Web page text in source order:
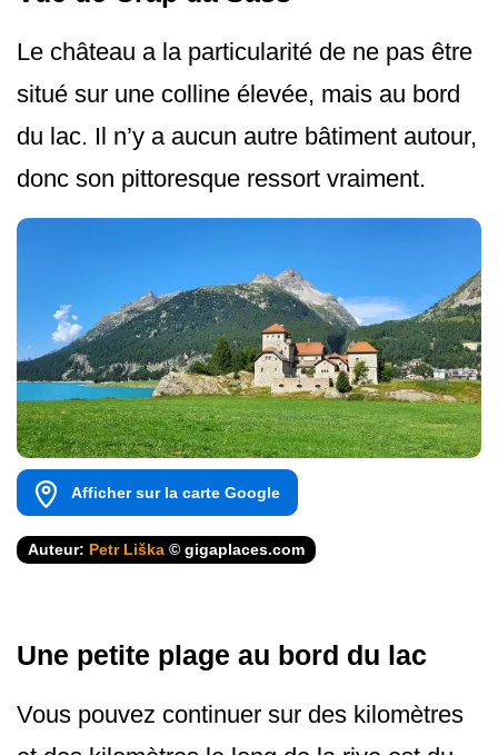
Le château a la particularité de ne pas être
situé sur une colline élevée, mais au bord
du lac. Il n’y a aucun autre bâtiment autour,
donc son pittoresque ressort vraiment.
Afficher sur la carte Google
Auteur: Petr Liška © gigaplaces.com
Une petite plage au bord du lac
Vous pouvez continuer sur des kilomètres